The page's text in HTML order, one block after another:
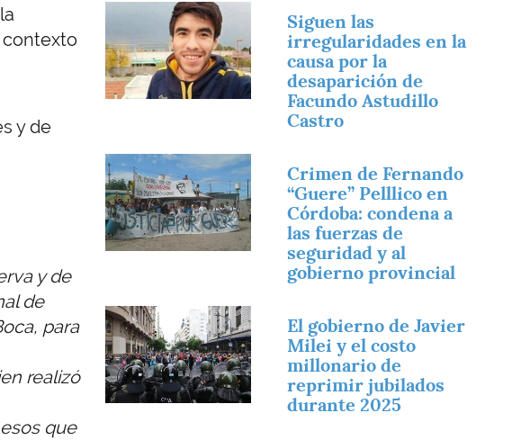
contexto
y de
y de
de
para
realizó
que
Imagen
Siguen las
irregularidades en la
causa por la
desaparición de
Facundo Astudillo
Castro
Imagen
Crimen de Fernando
“Guere” Pelllico en
Córdoba: condena a
las fuerzas de
seguridad y al
gobierno provincial
Imagen
El gobierno de Javier
Milei y el costo
millonario de
reprimir jubilados
durante 2025